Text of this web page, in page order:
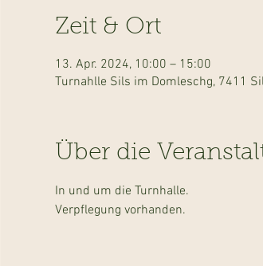
Zeit & Ort
13. Apr. 2024, 10:00 – 15:00
Turnahlle Sils im Domleschg, 7411
Über die
In und um die Turnhalle.
Verpflegung vorhanden.